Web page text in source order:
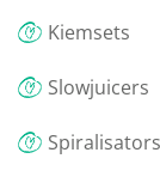
Kiemsets
Slowjuicers
Spiralisators